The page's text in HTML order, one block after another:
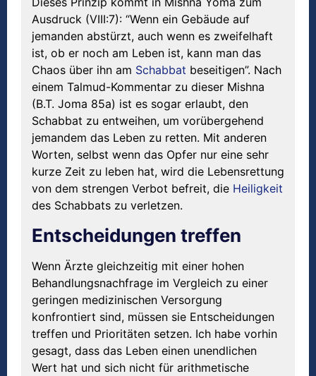
Ausdruck (VIII:7): “Wenn ein Gebäude auf
jemanden abstürzt, auch wenn es zweifelhaft
ist, ob er noch am Leben ist, kann man das
Chaos über ihn am Schabbat beseitigen”. Nach
einem Talmud-Kommentar zu dieser Mishna
(B.T. Joma 85a) ist es sogar erlaubt, den
Schabbat zu entweihen, um vorübergehend
jemandem das Leben zu retten. Mit anderen
Worten, selbst wenn das Opfer nur eine sehr
kurze Zeit zu leben hat, wird die Lebensrettung
von dem strengen Verbot befreit, die Heiligkeit
des Schabbats zu verletzen.
Entscheidungen treffen
Wenn Ärzte gleichzeitig mit einer hohen
Behandlungsnachfrage im Vergleich zu einer
geringen medizinischen Versorgung
konfrontiert sind, müssen sie Entscheidungen
treffen und Prioritäten setzen. Ich habe vorhin
gesagt, dass das Leben einen unendlichen
Wert hat und sich nicht für arithmetische